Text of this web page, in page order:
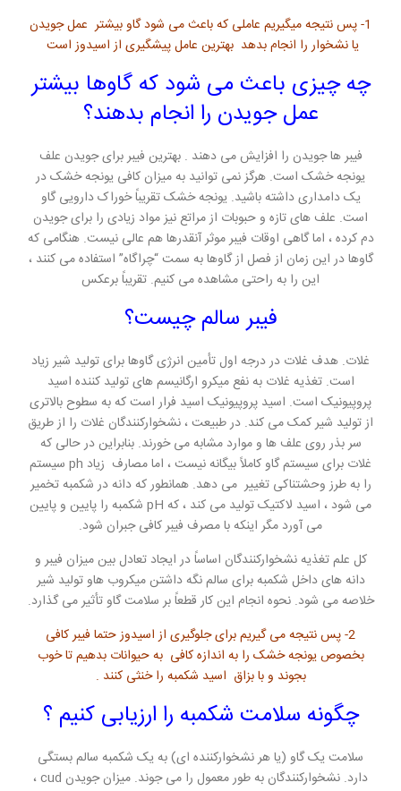
1- پس نتیجه میگیریم عاملی که باعث می شود گاو بیشتر عمل جویدن
یا نشخوار را انجام بدهد بهترین عامل پیشگیری از اسیدوز است
چه چیزی باعث می شود که گاوها بیشتر
عمل جویدن را انجام بدهند؟
فیبر ها جویدن را افزایش می دهند . بهترین فیبر برای جویدن علف
یونجه خشک است. هرگز نمی توانید به میزان کافی یونجه خشک در
یک دامداری داشته باشید. یونجه خشک تقریباً خوراک دارویی گاو
است. علف های تازه و حبوبات از مراتع نیز مواد زیادی را برای جویدن
دم کرده ، اما گاهی اوقات فیبر موثر آنقدرها هم عالی نیست. هنگامی که
گاوها در این زمان از فصل از گاوها به سمت “چراگاه” استفاده می کنند ،
این را به راحتی مشاهده می کنیم. تقریباً برعکس
فیبر سالم چیست؟
غلات. هدف غلات در درجه اول تأمین انرژی گاوها برای تولید شیر زیاد
است. تغذیه غلات به نفع میکرو ارگانیسم های تولید کننده اسید
پروپیونیک است. اسید پروپیونیک اسید فرار است که به سطوح بالاتری
از تولید شیر کمک می کند. در طبیعت ، نشخوارکنندگان غلات را از طریق
سر بذر روی علف ها و موارد مشابه می خورند. بنابراین در حالی که
غلات برای سیستم گاو کاملاً بیگانه نیست ، اما مصارف زیاد ph سیستم
را به طرز وحشتناکی تغییر می دهد. همانطور که دانه در شکمبه تخمیر
می شود ، اسید لاکتیک تولید می کند ، که pH شکمبه را پایین و پایین
می آورد مگر اینکه با مصرف فیبر کافی جبران شود.
کل علم تغذیه نشخوارکنندگان اساساً در ایجاد تعادل بین میزان فیبر و
دانه های داخل شکمبه برای سالم نگه داشتن میکروب هاو تولید شیر
خلاصه می شود. نحوه انجام این کار قطعاً بر سلامت گاو تأثیر می گذارد.
2- پس نتیجه می گیریم برای جلوگیری از اسیدوز حتما فیبر کافی
بخصوص یونجه خشک را به اندازه کافی به حیوانات بدهیم تا خوب
بجوند و با بزاق اسید شکمبه را خنثی کنند .
چگونه سلامت شکمبه را ارزیابی کنیم ؟
سلامت یک گاو (یا هر نشخوارکننده ای) به یک شکمبه سالم بستگی
دارد. نشخوارکنندگان به طور معمول را می جوند. میزان جویدن cud ،